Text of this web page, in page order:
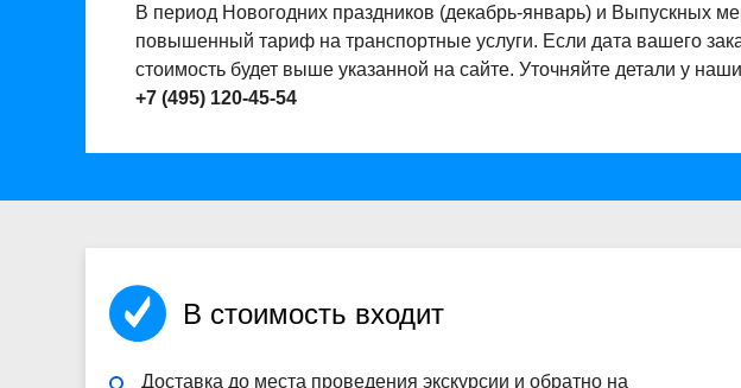
В период Новогодних праздников (декабрь-январь) и Выпускных
повышенный тариф на транспортные услуги. Если дата вашего
стоимость будет выше указанной на сайте. Уточняйте детали у
+7 (495) 120-45-54
В стоимость входит
Доставка до места проведения экскурсии и обратно на